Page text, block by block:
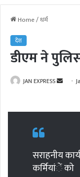
Home/धर्म
देश
डीएम ने
JAN EXPRESS
e
m
सराहनीय
कर्मियांें को